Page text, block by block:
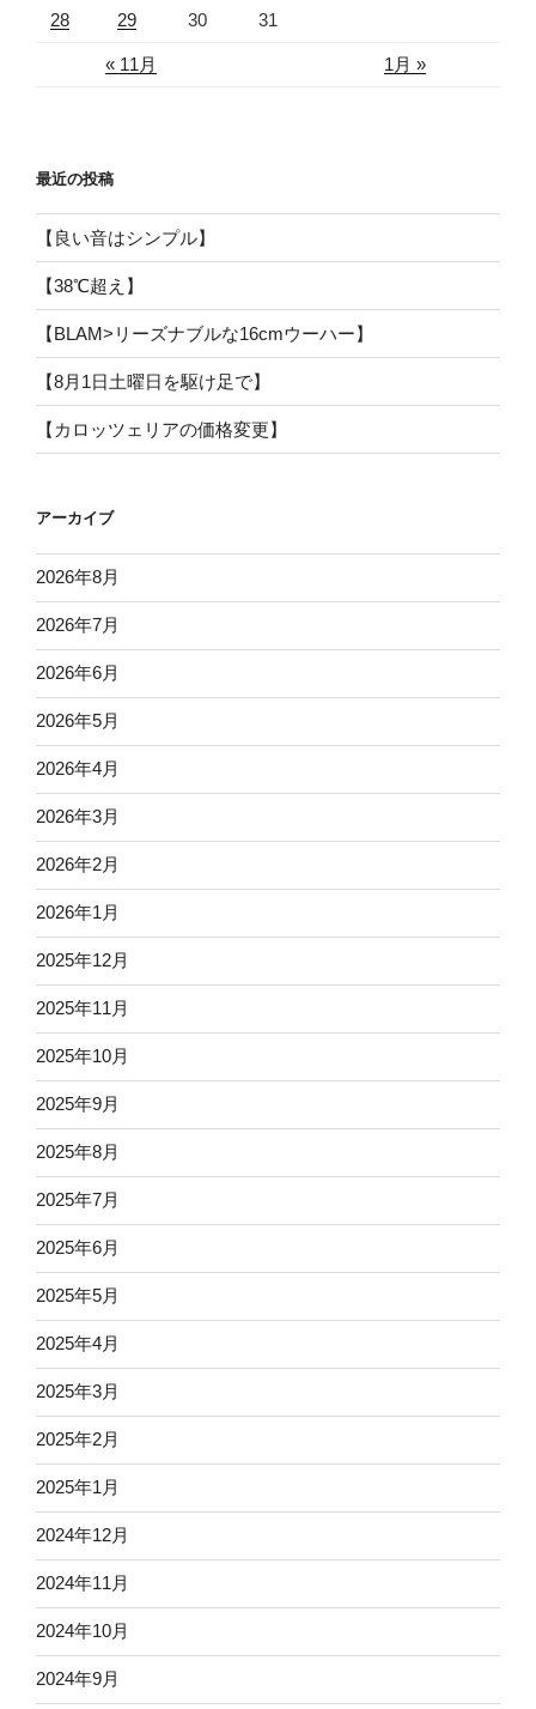
« 11月 1月 »
28 29 30 31
最近の投稿
【良い音はシンプル】
【38℃超え】
【BLAM>リーズナブルな16cmウーハー】
【8月1日土曜日を駆け足で】
【カロッツェリアの価格変更】
アーカイブ
2026年8月
2026年7月
2026年6月
2026年5月
2026年4月
2026年3月
2026年2月
2026年1月
2025年12月
2025年11月
2025年10月
2025年9月
2025年8月
2025年7月
2025年6月
2025年5月
2025年4月
2025年3月
2025年2月
2025年1月
2024年12月
2024年11月
2024年10月
2024年9月